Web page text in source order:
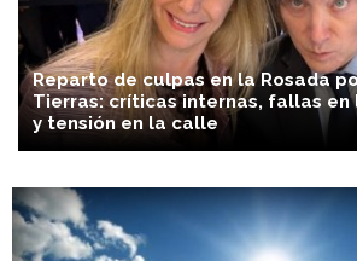
Reparto de culpas en la Rosada
Tierras: críticas internas, fallas en
y tensión en la calle